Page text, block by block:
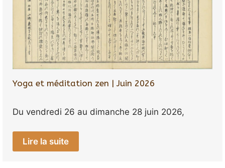
Yoga et méditation zen | Juin 2026
Du vendredi 26 au dimanche 28 juin 2026,
Lire la suite